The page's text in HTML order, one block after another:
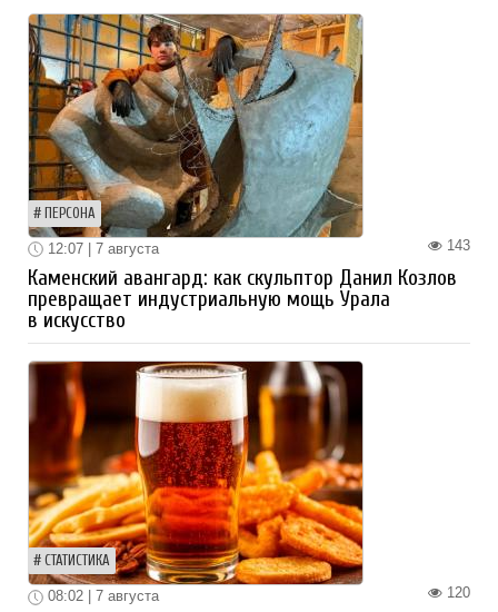
ПЕРСОНА
143
12:07 | 7 августа
Каменский авангард: как скульптор Данил Козлов
превращает индустриальную мощь Урала
в искусство
СТАТИСТИКА
120
08:02 | 7 августа